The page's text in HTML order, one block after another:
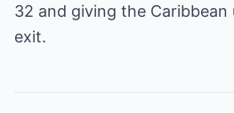
32 and giving the Caribbean
exit.